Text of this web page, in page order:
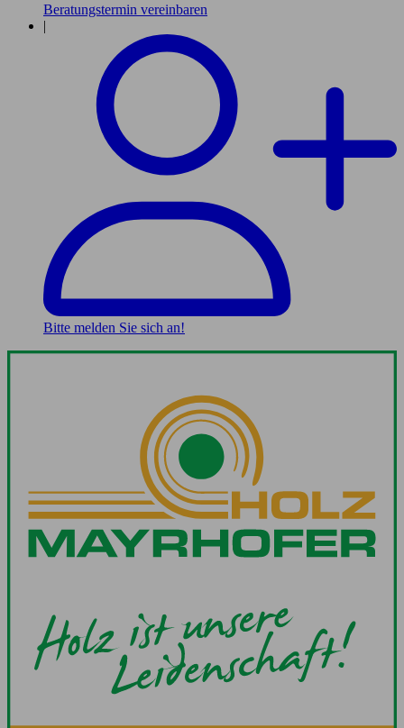
Beratungstermin vereinbaren
|
Bitte melden Sie sich an!